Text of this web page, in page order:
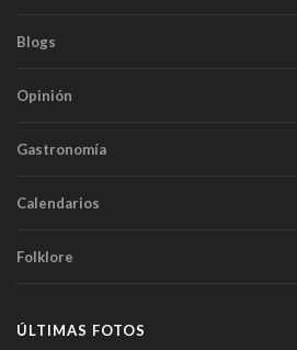
Blogs
Opinión
Gastronomía
Calendarios
Folklore
ÚLTIMAS FOTOS